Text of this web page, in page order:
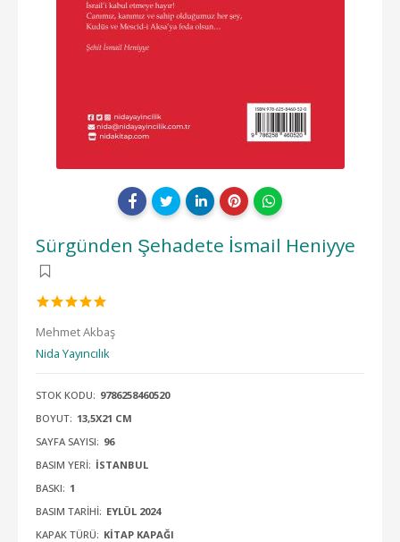
Sürgünden Şehadete İsmail Heniyye
Mehmet Akbaş
Nida Yayıncılık
STOK KODU: 9786258460520
BOYUT: 13,5X21 CM
SAYFA SAYISI: 96
BASIM YERI: İSTANBUL
BASKI: 1
BASIM TARIHI: EYLÜL 2024
KAPAK TÜRÜ: KİTAP KAPAĞI